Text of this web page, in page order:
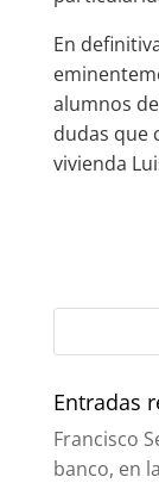
En
alumnos
dudas que
vivienda
Entradas
Francisco
banco, en